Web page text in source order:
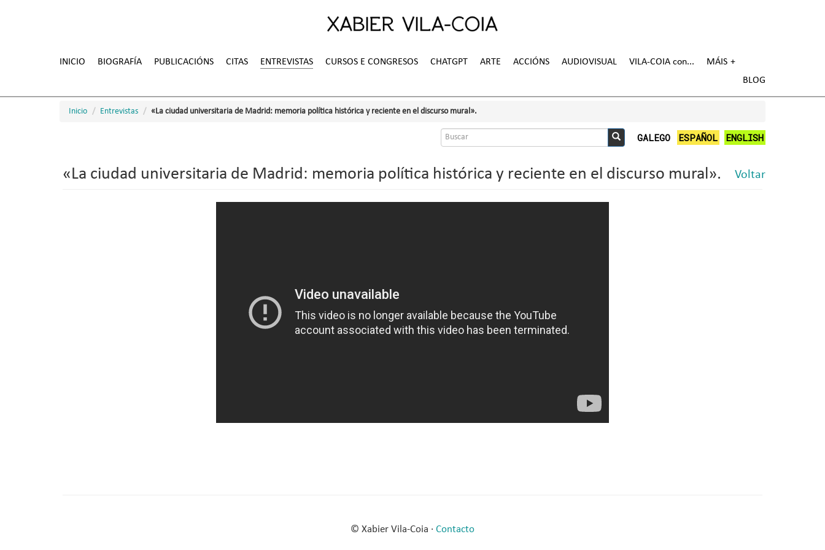
INICIO BIOGRAFÍA PUBLICACIÓNS CITAS ENTREVISTAS CURSOS E CONGRESOS CHATGPT ARTE ACCIÓNS AUDIOVISUAL VILA-COIA con
MÁIS
BLOG
Inicio Entrevistas «La ciudad universitaria de Madrid: memoria política histórica y reciente en el discurso mural».
Formulario
busca
GALEGO ESPAÑOL ENGLISH
«La ciudad universitaria de Madrid: memoria política histórica y reciente en el discurso mural». Voltar
© Xabier Vila-Coia · Contacto